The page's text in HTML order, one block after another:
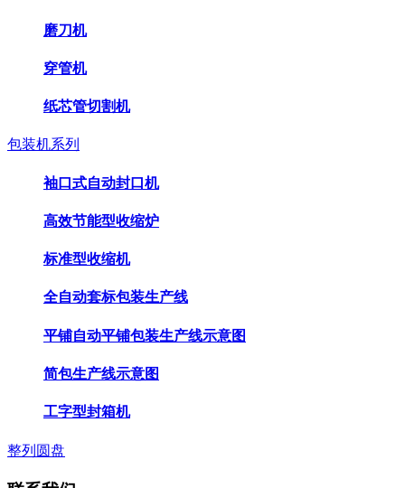
磨刀机
穿管机
纸芯管切割机
包装机系列
袖口式自动封口机
高效节能型收缩炉
标准型收缩机
全自动套标包装生产线
平铺自动平铺包装生产线示意图
简包生产线示意图
工字型封箱机
整列圆盘